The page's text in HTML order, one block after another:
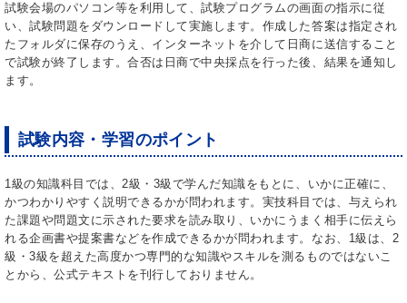
試験会場のパソコン等を利用して、試験プログラムの画面の指示に従
い、試験問題をダウンロードして実施します。作成した答案は指定され
たフォルダに保存のうえ、インターネットを介して日商に送信すること
で試験が終了します。合否は日商で中央採点を行った後、結果を通知し
ます。
試験内容 ・学習のポイント
1級の知識科目では、2級・3級で学んだ知識をもとに、いかに正確に、
かつわかりやすく説明できるかが問われます。実技科目では、与えられ
た課題や問題文に示された要求を読み取り、いかにうまく相手に伝えら
れる企画書や提案書などを作成できるかが問われます。なお、1級は、2
級・3級を超えた高度かつ専門的な知識やスキルを測るものではないこ
とから、公式テキストを刊行しておりません。